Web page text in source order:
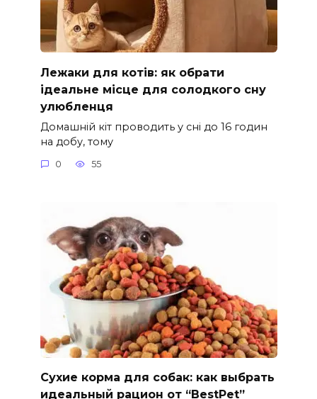
Лежаки для котів: як обрати
ідеальне місце для солодкого сну
улюбленця
Домашній кіт проводить у сні до 16 годин
на добу, тому
0 55
Сухие корма для собак: как выбрать
идеальный рацион от “BestPet”